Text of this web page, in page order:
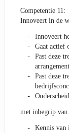
Competentie 11:
Innoveert in de
Innoveert
Gaat actief
Past deze
Past deze
met inbegrip van
Kennis van